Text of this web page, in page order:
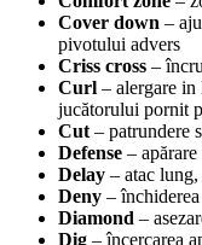
Cover down –
pivotului advers
Criss cross –
Curl – alergare
jucătorului pornit
Cut – patrundere
Defense – apărare
Delay – atac
Deny –
Diamond –
Dig – încercarea